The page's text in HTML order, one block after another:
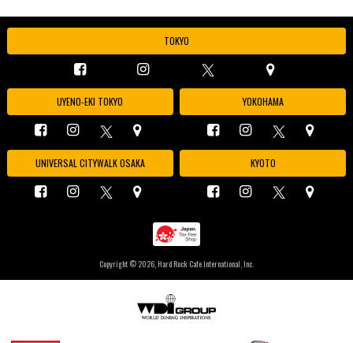
TOKYO
UYENO-EKI TOKYO YOKOHAMA
UNIVERSAL CITYWALK OSAKA KYOTO
Copyright © 2026, Hard Rock Cafe International, Inc.